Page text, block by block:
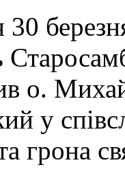
о.
у
грона